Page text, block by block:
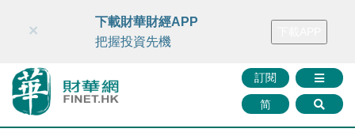
財華智庫網 FINTV FINMETA 財華證券 媒體矩陣
訂閱
简
×
下載財華財經APP
把握投資先機